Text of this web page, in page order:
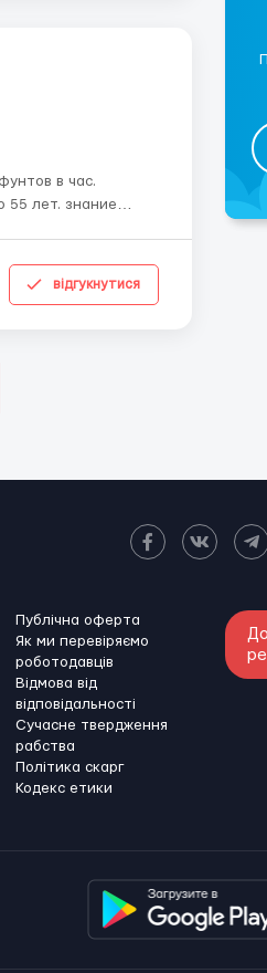
55 лет. знание
відгукнутися
Публічна оферта
Як ми перевіряємо
роботодавців
Відмова від
відповідальності
Сучасне твердження
рабства
Політика скарг
Кодекс етики